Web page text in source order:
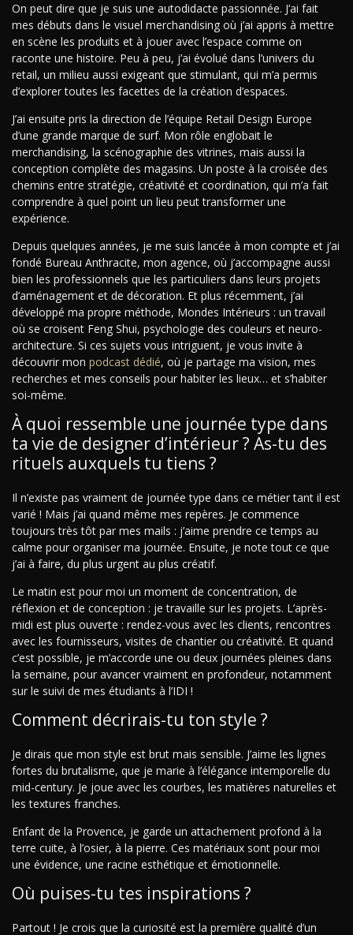
On peut dire que je suis une autodidacte passionnée. J’ai fait
mes débuts dans le visuel merchandising où j’ai appris à mettre
en scène les produits et à jouer avec l’espace comme on
raconte une histoire. Peu à peu, j’ai évolué dans l’univers du
retail, un milieu aussi exigeant que stimulant, qui m’a permis
d’explorer toutes les facettes de la création d’espaces.
J’ai ensuite pris la direction de l’équipe Retail Design Europe
d’une grande marque de surf. Mon rôle englobait le
merchandising, la scénographie des vitrines, mais aussi la
conception complète des magasins. Un poste à la croisée des
chemins entre stratégie, créativité et coordination, qui m’a fait
comprendre à quel point un lieu peut transformer une
expérience.
Depuis quelques années, je me suis lancée à mon compte et j’ai
fondé Bureau Anthracite, mon agence, où j’accompagne aussi
bien les professionnels que les particuliers dans leurs projets
d’aménagement et de décoration. Et plus récemment, j’ai
développé ma propre méthode, Mondes Intérieurs : un travail
où se croisent Feng Shui, psychologie des couleurs et neuro-
architecture. Si ces sujets vous intriguent, je vous invite à
découvrir mon podcast dédié, où je partage ma vision, mes
recherches et mes conseils pour habiter les lieux… et s’habiter
soi-même.
À quoi ressemble une journée type dans
ta vie de designer d’intérieur ? As-tu des
rituels auxquels tu tiens ?
Il n’existe pas vraiment de journée type dans ce métier tant il est
varié ! Mais j’ai quand même mes repères. Je commence
toujours très tôt par mes mails : j’aime prendre ce temps au
calme pour organiser ma journée. Ensuite, je note tout ce que
j’ai à faire, du plus urgent au plus créatif.
Le matin est pour moi un moment de concentration, de
réflexion et de conception : je travaille sur les projets. L’après-
midi est plus ouverte : rendez-vous avec les clients, rencontres
avec les fournisseurs, visites de chantier ou créativité. Et quand
c’est possible, je m’accorde une ou deux journées pleines dans
la semaine, pour avancer vraiment en profondeur, notamment
sur le suivi de mes étudiants à l’IDI !
Comment décrirais-tu ton style ?
Je dirais que mon style est brut mais sensible. J’aime les lignes
fortes du brutalisme, que je marie à l’élégance intemporelle du
mid-century. Je joue avec les courbes, les matières naturelles et
les textures franches.
Enfant de la Provence, je garde un attachement profond à la
terre cuite, à l’osier, à la pierre. Ces matériaux sont pour moi
une évidence, une racine esthétique et émotionnelle.
Où puises-tu tes inspirations ?
Partout ! Je crois que la curiosité est la première qualité d’un